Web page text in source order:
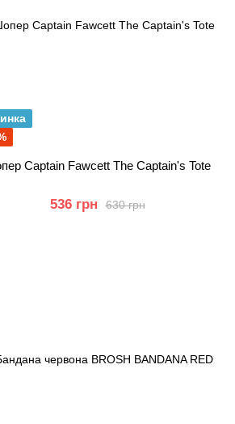
Captain Fawcett The Captain's Tote
630 грн
536 грн